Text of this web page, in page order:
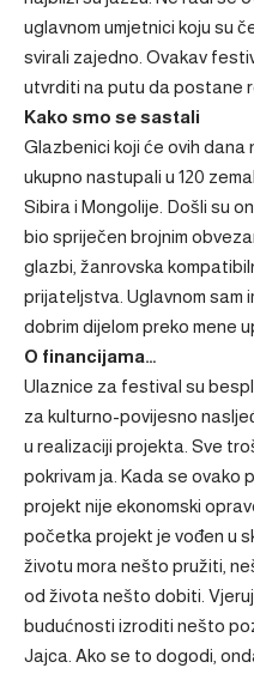
uglavnom umjetnici koju su
svirali zajedno. Ovakav
utvrditi na putu da postane
Kako smo se sastali
Glazbenici koji će ovih
ukupno nastupali u 120
Sibira i Mongolije. Došli su
bio spriječen brojnim
glazbi, žanrovska
prijateljstva. Uglavnom sam
dobrim dijelom preko mene
O financijama…
Ulaznice za festival su
za kulturno-povijesno
u realizaciji projekta. Sve
pokrivam ja. Kada se ovako
projekt nije ekonomski
početka projekt je vođen u
životu mora nešto pružiti,
od života nešto dobiti.
budućnosti izroditi nešto
Jajca. Ako se to dogodi,